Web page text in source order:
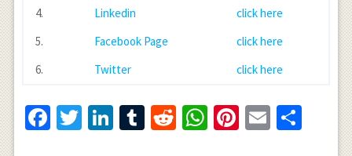
4.
Linkedin
click here
5.
Facebook Page
click here
6.
Twitter click here
Facebook
Twitter
LinkedIn
Tumblr
RedditWhatsApp
Pinterest
Email